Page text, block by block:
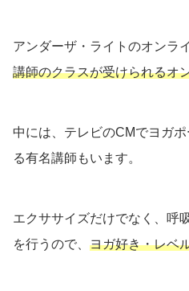
アンダーザ・ライトのオンラ
講師のクラスが受けられるオ
中には、テレビのCMでヨガ
る有名講師もいます。
エクササイズだけでなく、呼
を行うので、 ヨガ好き・レベ